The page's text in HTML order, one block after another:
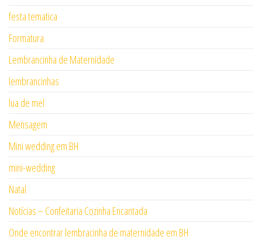
festa tematica
Formatura
Lembrancinha de Maternidade
lembrancinhas
lua de mel
Mensagem
Mini wedding em BH
mini-wedding
Natal
Notícias – Confeitaria Cozinha Encantada
Onde encontrar lembracinha de maternidade em BH